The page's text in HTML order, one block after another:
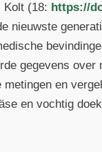
Kolt (18: https://
nieuwste
gegevens
en
en vochtig